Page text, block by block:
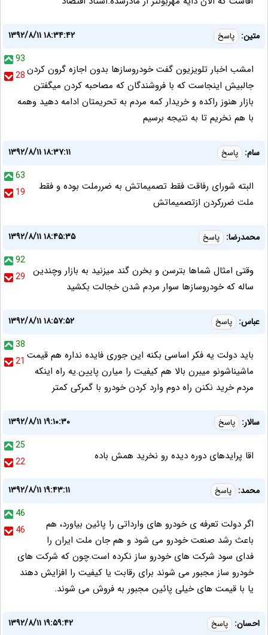
متین: پاسخ
۱۳۹۲/۸/۱۱ ۱۸:۳۴:۴۲
93
28امشب اخبار تلویزیون گفت خودروسازها بدون اجازه گرون کردن
جالبیش اینجاست که با فروشندگان که مصاحبه کردن میگفتن
بازار هنوز راکده و خریدار کمه مردم به تحریمتان ادامه دهید وهمه
با هم نخریم تا به نتیجه برسیم
سام: پاسخ
۱۳۹۲/۸/۱۱ ۱۸:۳۷:۱۱
63
19
البته شورای رفاقت فقط تصمیماتش به ضررملت بوده و فقط
ملت ضررکردن ازتصمیماتش
محمدرضا: پاسخ
۱۳۹۲/۸/۱۱ ۱۸:۴۵:۳۵
92
29
وقتی امثال شماها بترسن و بخرن گند میزنید به بازار وچندین
ساله که خودروسازها سوار مردم شدن خجالت بکشید
عباس: پاسخ
۱۳۹۲/۸/۱۱ ۱۸:۵۷:۵۲
38
21 باید دولت یه فکر اساسی بکنه این جوری فایده نداره هم قیمت
ماشیناشونو میبرن بالا هم کیفیت را میارن پایین.یه راه اینکه
مردم خرید نکنن راه دوم وارد کردن خودرو با گمرکی کمتر
سالار: پاسخ
۱۳۹۲/۸/۱۱ ۱۹:۱۰:۳۰
25
22
اقا پرایدهای دوره دیده رو نخرید همش باده
محمد: پاسخ
۱۳۹۲/۸/۱۱ ۱۹:۴۳:۱۱
46
46
اگر دولت تعرفه ی خودرو های وارداتی را پائین بیاورد، هم
باعث رشد صنعت خودرو می شود و هم جان ملت ایران را
فدای سود شرکت های خودرو ساز نکرده است.چون که شرکت های
خودرو ساز مجبور می شوند برای رقابت یا کیفیت را افزایش دهند
یا با قیمت های خیلی پائین مجبور به فروش می شوند.
احسان: پاسخ ۱۳۹۲/۸/۱۱ ۱۹:۵۹:۴۲